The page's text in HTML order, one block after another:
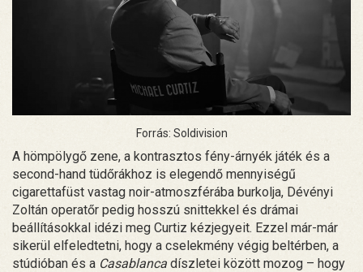
Forrás: Soldivision
A hömpölygő zene, a kontrasztos fény-árnyék játék és a
second-hand tüdőrákhoz is elegendő mennyiségű
cigarettafüst vastag noir-atmoszférába burkolja, Dévényi
Zoltán operatőr pedig hosszú snittekkel és drámai
beállításokkal idézi meg Curtiz kézjegyeit. Ezzel már-már
sikerül elfeledtetni, hogy a cselekmény végig beltérben, a
stúdióban és a Casablanca díszletei között mozog – hogy